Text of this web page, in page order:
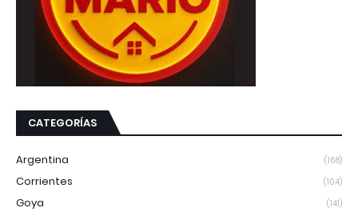
CATEGORÍAS
Argentina (168)
Corrientes (104)
Goya (141)